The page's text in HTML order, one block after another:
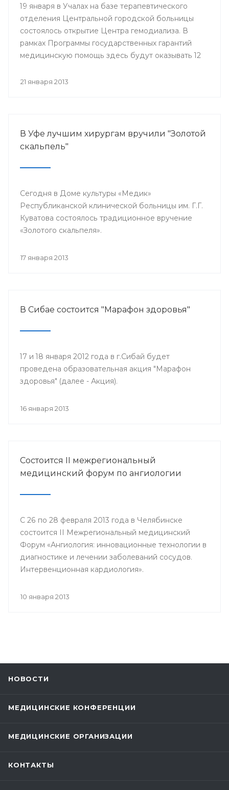
19 января в Учалах на базе терапевтического
отделения Центральной городской больницы
состоялось открытие Центра гемодиализа. В
рамках Программы государственных гарантий
медицинскую помощь здесь будут оказывать 12
недостаточностью.
21 января 2013
В Уфе лучшим хирургам вручили "Золотой
скальпель"
Сегодня в Доме культуры «Медик»
Республиканской клинической больницы им. Г.Г.
Куватова состоялось традиционное вручение
«Золотого скальпеля».
17 января 2013
В Сибае состоится "Марафон здоровья"
17 и 18 января 2012 года в г.Сибай будет
проведена образовательная акция "Марафон
здоровья" (далее - Акция).
16 января 2013
Состоится II межрегиональный
медицинский форум по ангиологии
С 26 по 28 февраля 2013 года в Челябинске
состоится II Межрегиональный медицинский
Форум «Ангиология: инновационные технологии в
диагностике и лечении заболеваний сосудов.
Интервенционная кардиология».
10 января 2013
НОВОСТИ
МЕДИЦИНСКИЕ КОНФЕРЕНЦИИ
МЕДИЦИНСКИЕ ОРГАНИЗАЦИИ
КОНТАКТЫ